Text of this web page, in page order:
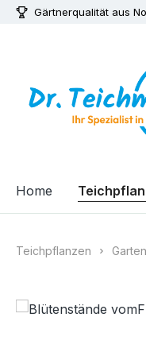
Hauptinhalt springen
Zur Suche springen
ZurGärtnerqualität aus
Home
Teichpflanzen
Bildergalerie